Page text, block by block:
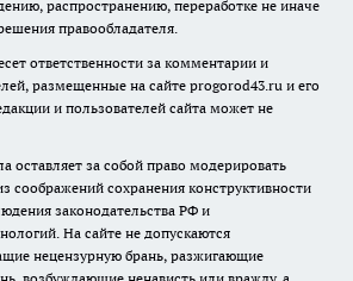
распространению, переработке не иначе
правообладателя.
ответственности за комментарии и
размещенные на сайте progorod43.ru и его
и пользователей сайта может не
оставляет за собой право модерировать
соображений сохранения конструктивности
законодательства РФ и
На сайте не допускаются
нецензурную брань, разжигающие